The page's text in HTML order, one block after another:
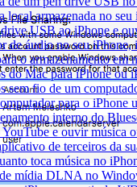
local armazenada no
USB ao iPhone e
de áudio no seu
o armazenamento
do Mac para iPhone ou
sem fio de um
para o iPhone
interno do
e ouvir música
de terceiros da
toca música no
mídia DLNA no